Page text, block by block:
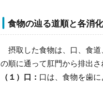
食物の辿る道順と各消
摂取した食物は、口、食道
の順に通って肛門から排出
（１）口： 口は、食物を歯